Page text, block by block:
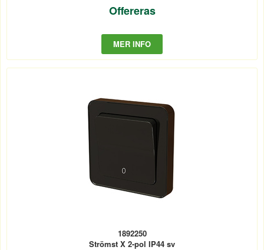
Offereras
MER INFO
1892250
Strömst X 2-pol IP44 sv